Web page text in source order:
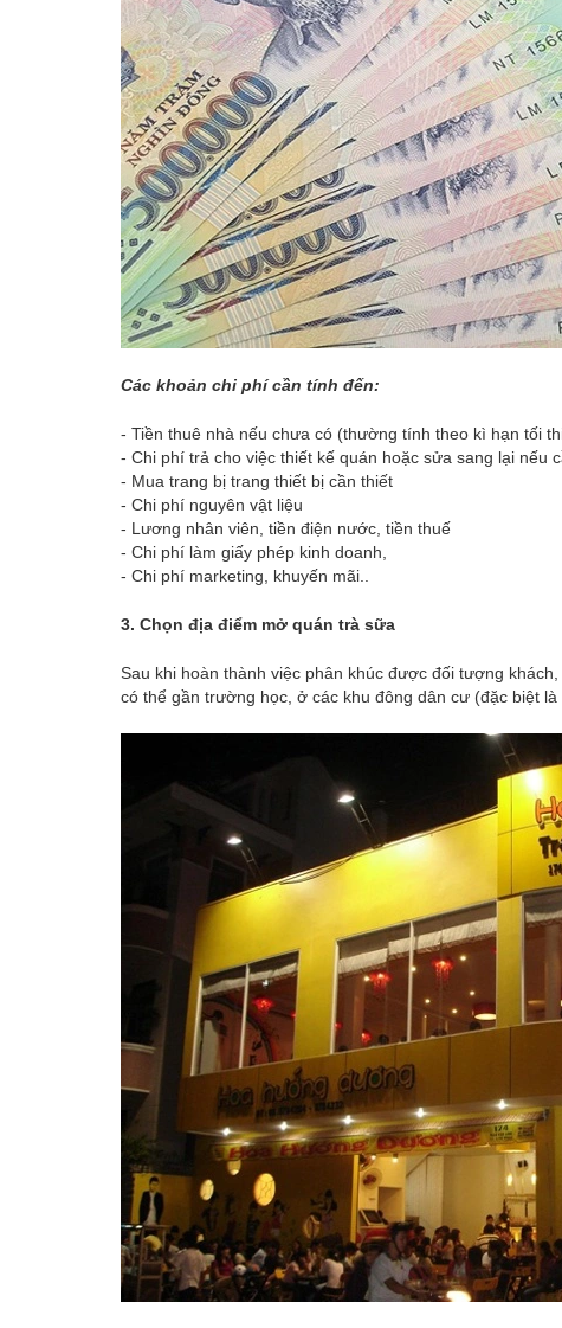
Các khoản chi phí cần tính đến:
- Tiền thuê nhà nếu chưa có (thường tính theo kì hạn tối
- Chi phí trả cho việc thiết kế quán hoặc sửa sang lại nếu
- Mua trang bị trang thiết bị cần thiết
- Chi phí nguyên vật liệu
- Lương nhân viên, tiền điện nước, tiền thuế
- Chi phí làm giấy phép kinh doanh,
- Chi phí marketing, khuyến mãi..
3. Chọn địa điểm mở quán trà sữa
Sau khi hoàn thành việc phân khúc được đối tượng
có thể gần trường học, ở các khu đông dân cư (đặc biệt